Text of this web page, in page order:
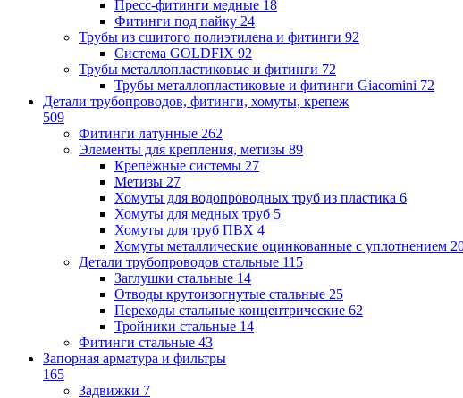
Пресс-фитинги медные 18
Фитинги под пайку 24
Трубы из сшитого полиэтилена и фитинги 92
Система GOLDFIX 92
Трубы металлопластиковые и фитинги 72
Трубы металлопластиковые и фитинги Giacomini 72
Детали трубопроводов, фитинги, хомуты, крепеж
509
Фитинги латунные 262
Элементы для крепления, метизы 89
Крепёжные системы 27
Метизы 27
Хомуты для водопроводных труб из пластика 6
Хомуты для медных труб 5
Хомуты для труб ПВХ 4
Хомуты металлические оцинкованные с уплотнением
Детали трубопроводов стальные 115
Заглушки стальные 14
Отводы крутоизогнутые стальные 25
Переходы стальные концентрические 62
Тройники стальные 14
Фитинги стальные 43
Запорная арматура и фильтры
165
Задвижки 7